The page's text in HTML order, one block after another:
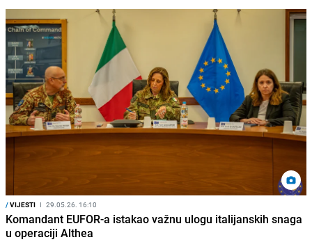
/VIJESTI I 29.05.26. 16:10
Komandant EUFOR-a istakao važnu ulogu italijanskih snaga
u operaciji Althea